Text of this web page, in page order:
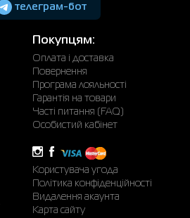
телеграм-бот
Покупцям:
Оплата і доставка
Повернення
Програма лояльності
Гарантія на товари
Часті питання (FAQ)
Особистий кабінет
Користувача угода
Політика конфіденційності
Видалення акаунта
Карта сайту